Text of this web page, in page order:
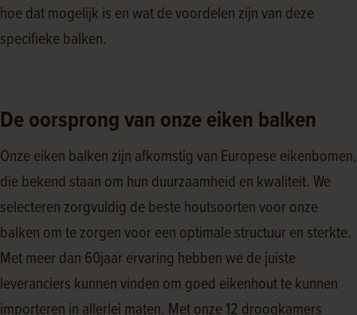
hoe dat mogelijk is en wat de voordelen zijn van deze
specifieke balken.
De oorsprong van onze eiken balken
Onze eiken balken zijn afkomstig van Europese eikenbomen,
die bekend staan om hun duurzaamheid en kwaliteit. We
selecteren zorgvuldig de beste houtsoorten voor onze
balken om te zorgen voor een optimale structuur en sterkte.
Met meer dan 60jaar ervaring hebben we de juiste
leveranciers kunnen vinden om goed eikenhout te kunnen
importeren in allerlei maten. Met onze 12 droogkamers